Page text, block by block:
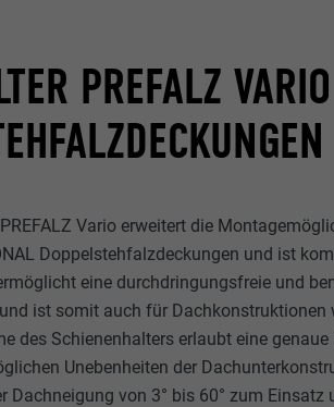
PREFALZ
Vario erweitert die
Doppelstehfalzdeckungen und ist
eine durchdringungsfreie und
ist somit auch für Dachkonstruktionen
des Schienenhalters erlaubt eine
Unebenheiten der
Dachneigung von 3° bis 60° zum